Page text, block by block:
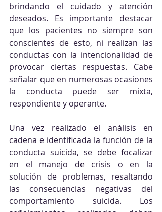
brindando el cuidado y atención
deseados. Es importante destacar
que los pacientes no siempre son
conscientes de esto, ni realizan las
conductas con la intencionalidad de
provocar ciertas respuestas. Cabe
señalar que en numerosas ocasiones
la conducta puede ser mixta,
respondiente y operante.
Una vez realizado el análisis en
cadena e identificada la función de la
conducta suicida, se debe focalizar
en el manejo de crisis o en la
solución de problemas, resaltando
las consecuencias negativas del
comportamiento suicida. Los